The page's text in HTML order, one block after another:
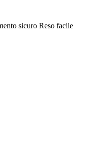
sicuro Reso facile